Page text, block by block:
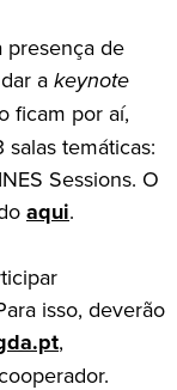
presença de
akeynote
ficam por aí,
temáticas:
Sessions. O
aqui.
isso, deverão
,